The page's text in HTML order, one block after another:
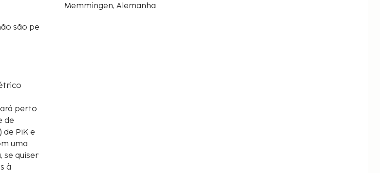
são pe
perto
de
uma
se quiser
à
Memmingen, Alemanha